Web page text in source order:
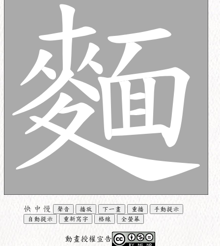
快 中 慢 聲音 播放 下一畫 重播
手動提示
自動提示
重新寫字 格線 全螢幕
動畫授權宣告